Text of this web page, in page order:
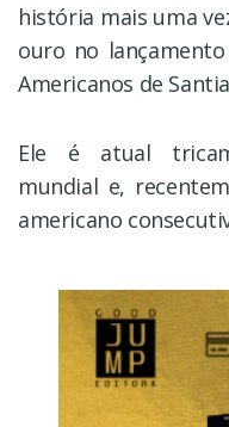
história mais uma
ouro no
Americanos de
Ele é atual
mundial e,
americano